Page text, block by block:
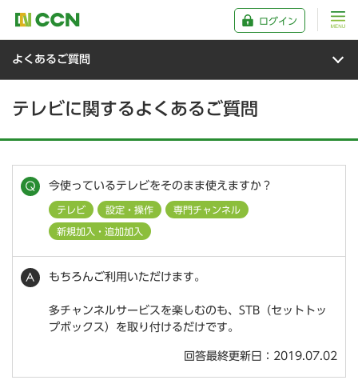
ログイン
よくあるご質問
テレビに関するよくあるご質問
今使っているテレビをそのまま使えますか？
テレビ 設定・操作 専門チャンネル
新規加入・追加加入
もちろんご利用いただけます。
多チャンネルサービスを楽しむのも、STB（セットトッ
プボックス）を取り付けるだけです。
回答最終更新日：2019.07.02